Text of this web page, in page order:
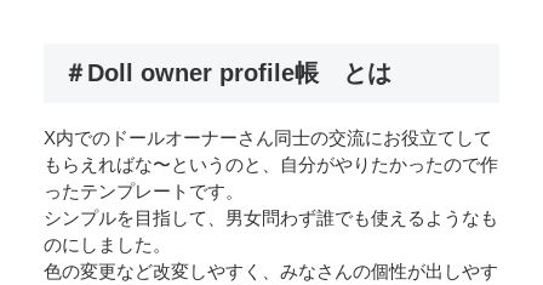
＃Doll owner profile帳 とは
X内でのドールオーナーさん同士の交流にお役立てして
もらえればな〜というのと、自分がやりたかったので作
ったテンプレートです。
シンプルを目指して、男女問わず誰でも使えるようなも
のにしました。
色の変更など改変しやすく、みなさんの個性が出しやす